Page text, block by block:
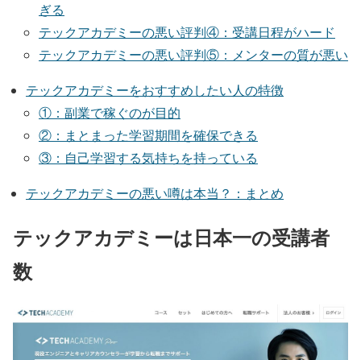
ぎる
テックアカデミーの悪い評判④：受講日程がハード
テックアカデミーの悪い評判⑤：メンターの質が悪い
テックアカデミーをおすすめしたい人の特徴
①：副業で稼ぐのが目的
②：まとまった学習期間を確保できる
③：自己学習する気持ちを持っている
テックアカデミーの悪い噂は本当？：まとめ
テックアカデミーは日本一の受講者
数